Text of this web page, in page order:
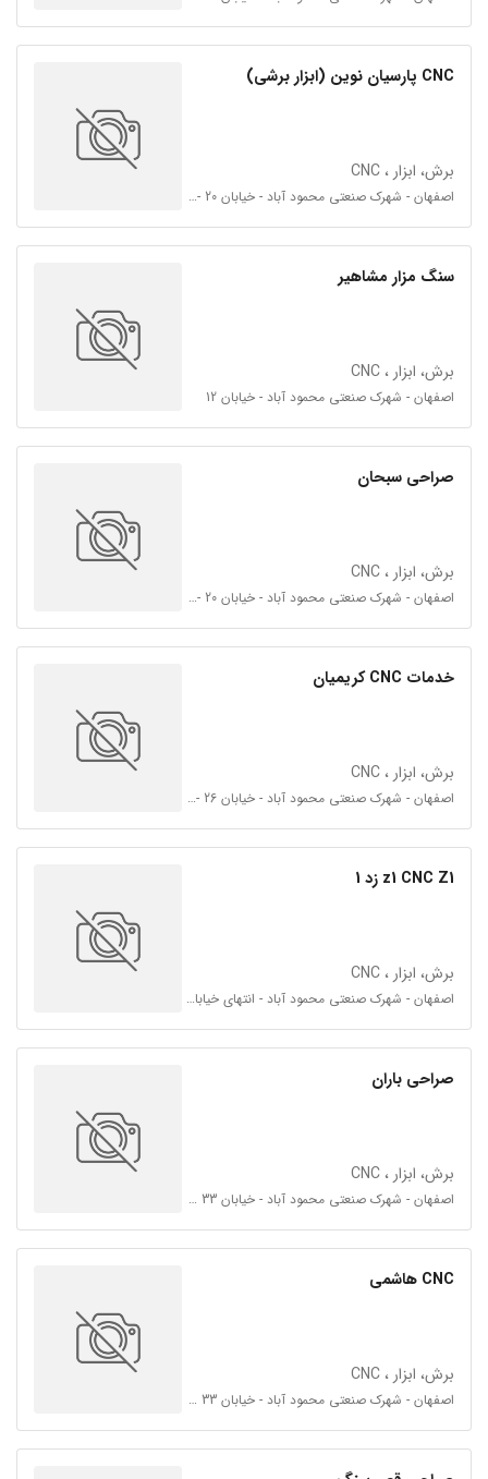
CNC پارسیان نوین (ابزار برشی)
برش، ابزار ، CNC
اصفهان - شهرک صنعتی محمود آباد - خیابان 20 - فرعی چهارراه دوم سمت چپ
سنگ مزار مشاهیر
برش، ابزار ، CNC
اصفهان - شهرک صنعتی محمود آباد - خیابان 12
صراحی سبحان
برش، ابزار ، CNC
اصفهان - شهرک صنعتی محمود آباد - خیابان 20 - فرعی چهارراه دوم سمت چپ
خدمات CNC کریمیان
برش، ابزار ، CNC
اصفهان - شهرک صنعتی محمود آباد - خیابان 26 - فرعی چهارراه دوم سمت چپ
z1 CNC Z1 زد 1
برش، ابزار ، CNC
اصفهان - شهرک صنعتی محمود آباد - انتهای خیابان 34 - فرعی چهارراه احرار سمت چپ
صراحی باران
برش، ابزار ، CNC
اصفهان - شهرک صنعتی محمود آباد - خیابان 33 - خیابان جدیدالاحداث
CNC هاشمی
برش، ابزار ، CNC
اصفهان - شهرک صنعتی محمود آباد - خیابان 33 - خیابان جدیدالاحداث